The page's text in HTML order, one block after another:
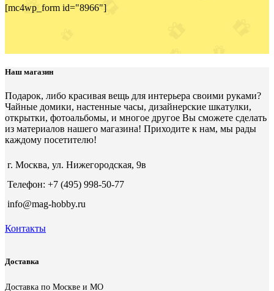
[mc4wp_form id="8966"]
Наш магазин
Подарок, либо красивая вещь для интерьера своими руками?
Чайные домики, настенные часы, дизайнерские шкатулки,
открытки, фотоальбомы, и многое другое Вы сможете сделать
из материалов нашего магазина! Приходите к нам, мы рады
каждому посетителю!
г. Москва, ул. Нижегородская, 9в
Телефон: +7 (495) 998-50-77
info@mag-hobby.ru
Контакты
Доставка
Доставка по Москве и МО